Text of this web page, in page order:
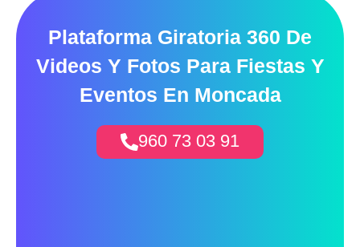
Plataforma Giratoria 360 De
Videos Y Fotos Para Fiestas Y
Eventos En Moncada
960 73 03 91